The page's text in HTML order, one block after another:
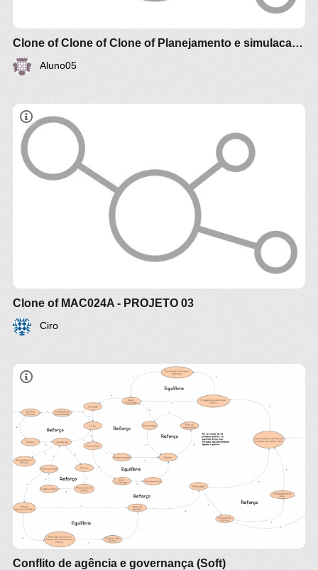
Clone of Clone of Clone of Planejamento e simulacao de Custo producao Industrial - Modelagem (aluno10)
Aluno05
Clone of MAC024A - PROJETO 03
Ciro
Conflito de agência e governança (Soft)